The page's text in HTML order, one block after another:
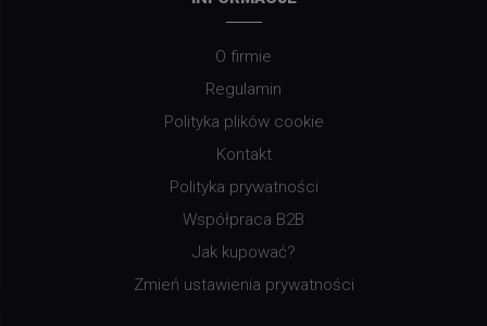
O firmie
Regulamin
Polityka plików cookie
Kontakt
Polityka prywatności
Współpraca B2B
Jak kupować?
Zmień ustawienia prywatności